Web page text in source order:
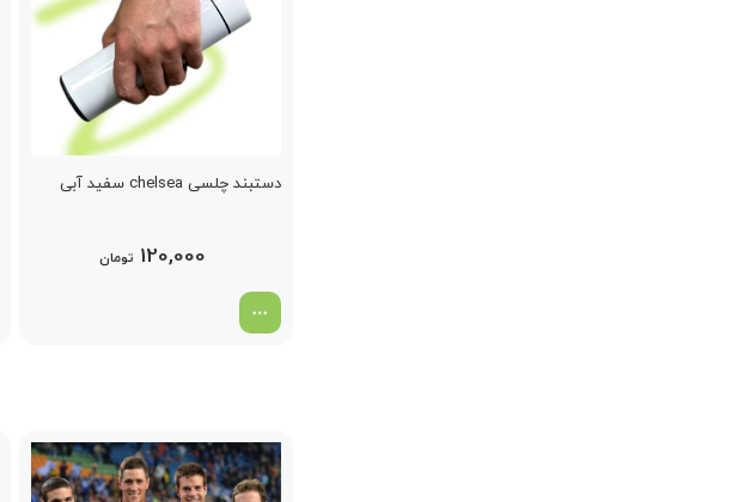
دستبند چلسی chelsea سفید آبی
120,000 تومان